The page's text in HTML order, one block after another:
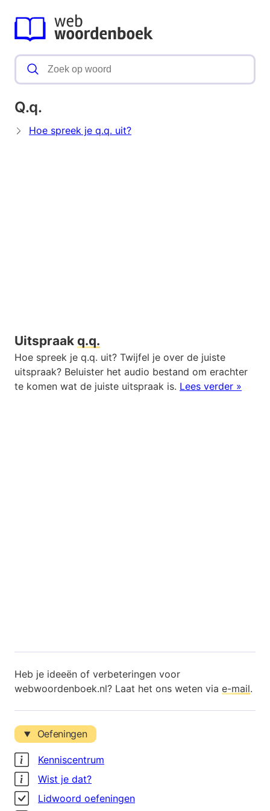
Q.q.
Hoe spreek je q.q. uit?
Uitspraak q.q.
Hoe spreek je q.q. uit? Twijfel je over de juiste
uitspraak? Beluister het audio bestand om erachter
te komen wat de juiste uitspraak is. Lees verder »
Heb je ideeën of verbeteringen voor
webwoordenboek.nl? Laat het ons weten via e-mail.
Oefeningen
Kenniscentrum
Wist je dat?
Lidwoord oefeningen